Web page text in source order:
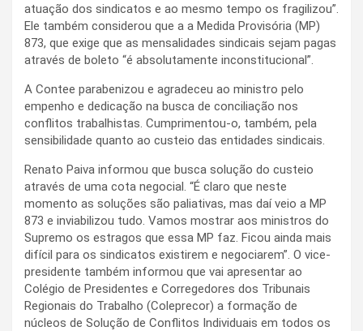
atuação dos sindicatos e ao mesmo tempo os fragilizou”.
Ele também considerou que a a Medida Provisória (MP)
873, que exige que as mensalidades sindicais sejam pagas
através de boleto “é absolutamente inconstitucional”.
A Contee parabenizou e agradeceu ao ministro pelo
empenho e dedicação na busca de conciliação nos
conflitos trabalhistas. Cumprimentou-o, também, pela
sensibilidade quanto ao custeio das entidades sindicais.
Renato Paiva informou que busca solução do custeio
através de uma cota negocial. “É claro que neste
momento as soluções são paliativas, mas daí veio a MP
873 e inviabilizou tudo. Vamos mostrar aos ministros do
Supremo os estragos que essa MP faz. Ficou ainda mais
difícil para os sindicatos existirem e negociarem”. O vice-
presidente também informou que vai apresentar ao
Colégio de Presidentes e Corregedores dos Tribunais
Regionais do Trabalho (Coleprecor) a formação de
núcleos de Solução de Conflitos Individuais em todos os